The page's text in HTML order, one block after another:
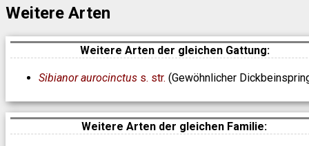
Weitere Arten
Weitere Arten der gleichen Gattung:
Sibianor aurocinctus s. str. (Gewöhnlicher
Weitere Arten der gleichen Familie: